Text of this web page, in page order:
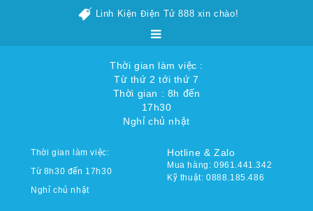
Linh Kiện Điện Tử 888 xin chào!
Thời gian làm việc :
Từ thứ 2 tới thứ 7
Thời gian : 8h đến
17h30
Nghỉ chủ nhật
Thời gian làm việc:
Từ 8h30 đến 17h30
Nghỉ chủ nhật
Hotline & Zalo
Mua hàng: 0961.441.342
Kỹ thuật: 0888.185.486